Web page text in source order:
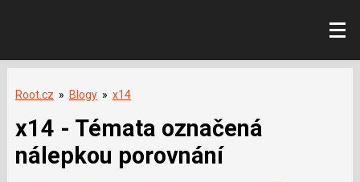
Root.cz » Blogy » x14
x14 - Témata označená
nálepkou porovnání